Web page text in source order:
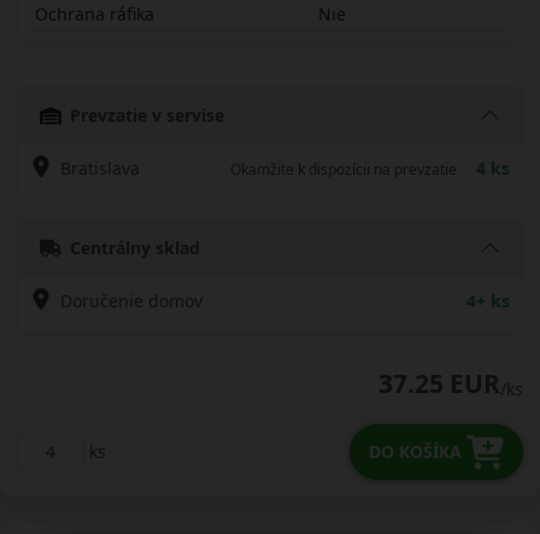
Ochrana ráfika
Nie
Prevzatie v servise
Bratislava Okamžite k dispozícii na prevzatie 4 ks
Centrálny sklad
Doručenie domov 4+ ks
37.25 EUR/ks
ks DO KOŠÍKA